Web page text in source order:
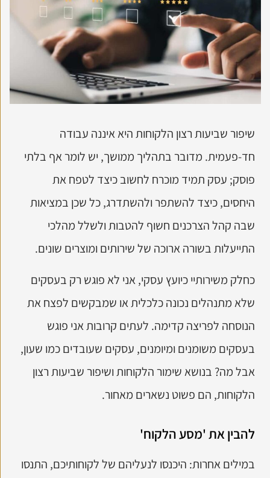
שיפור שביעות רצון הלקוחות היא איננה עבודה
חד-פעמית. מדובר בתהליך ממושך, יש לומר אף בלתי
פוסק; עסק תמיד מוכרח לחשוב כיצד לטפח את
היחסים, כיצד להשתפר ולהשתדרג, כל שכן במציאות
שבה קהל הצרכנים חשוף להטבות ולשלל מהלכי
התייעלות בשורה ארוכה של שירותים ומוצרים שונים.
כחלק משירותיי כיועץ עסקי, אני לא פוגש רק בעסקים
שלא מתנהלים נכונה כלכלית או שמבקשים לפצח את
הנוסחה לפריצה קדימה. לעתים קרובות אני פוגש
בעסקים משומנים ומיומנים, עסקים שעובדים כמו שעון,
אבל מה? בנושא שימור הלקוחות ושיפור שביעות רצון
הלקוחות, הם פשוט נשארים מאחור.
להבין את 'מסע הלקוח'
במילים אחרות: היכנסו לנעליהם של לקוחותיכם, התנסו